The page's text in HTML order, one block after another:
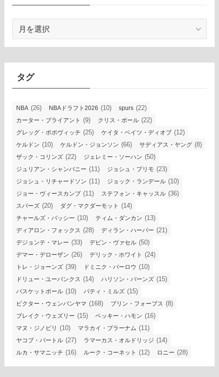
カ
イ
タグ
NBA (26) NBAドラフト2026 (10) spurs (22)
カーター・ブライアント (9) クリス・ポール (22)
グレッグ・ポポヴィッチ (25) ケイタ・ベイツ・ディオプ(12)
ケルドン (10) ケルドン・ジョンソン (66) サディアス・ヤング (8)
ザック・コリンズ (22) ジェレミー・ソーハン (50)
ジュリアン・シャンパニー (11) ジョシュ・プリモ (23)
ジョシュ・リチャードソン (11) ジョック・ランデール (10)
ジョー・ヴィースカンプ(11) ステフォン・キャッスル (36)
スパーズ (20) ダグ・マクダーモット (14)
チャールズ・バッシー (10) ティム・ダンカン (13)
ディアロン・フォックス (28) ディラン・ハーパー (21)
デジョンテ・マレー (33) デビン・ヴァセル (50)
デマー・デローザン (26) デリック・ホワイト (24)
トレ・ジョーンズ (39) ドミニク・バーロウ (10)
ドリュー・ユーバンクス (14) ハリソン・バーンズ (15)
バスケットボール (10) パティ・ミルズ (15)
ビクター・ウェンバンヤマ (168) ブリン・フォーブス (8)
ブレイク・ウェズリー (15) ベッキー・ハモン (16)
マヌ・ジノビリ (10) マラカイ・ブラーナム (11)
ヤコブ・パートル (27) ラマーカス・オルドリッジ (14)
ルカ・サマニッチ (16) ルーク・コーネット (12) ロニー (28)